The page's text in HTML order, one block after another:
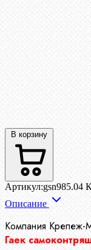
В корзину
Артикул:gsn985.04
Описание
Компания Крепеж-
Гаек